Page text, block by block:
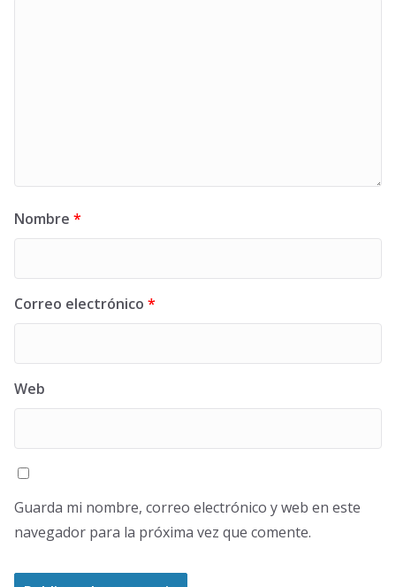
Nombre *
Correo electrónico *
Web
Guarda mi nombre, correo electrónico y web en este
navegador para la próxima vez que comente.